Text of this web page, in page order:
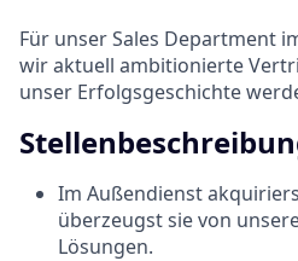
Für unser Sales Department
wir aktuell ambitionierte
unser Erfolgsgeschichte
Im Außendienst
überzeugst sie von
Lösungen.